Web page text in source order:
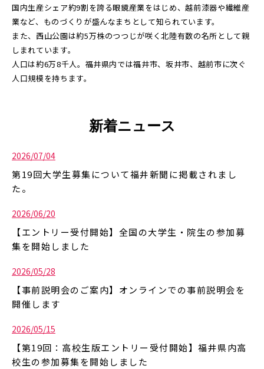
国内生産シェア約9割を誇る眼鏡産業をはじめ、越前漆器や繊維産
業など、ものづくりが盛んなまちとして知られています。
また、西山公園は約5万株のつつじが咲く北陸有数の名所として親
しまれています。
人口は約6万8千人。福井県内では福井市、坂井市、越前市に次ぐ
人口規模を持ちます。
新着ニュース
2026/07/04
第19回大学生募集について福井新聞に掲載されまし
た。
2026/06/20
【エントリー受付開始】全国の大学生・院生の参加募
集を開始しました
2026/05/28
【事前説明会のご案内】オンラインでの事前説明会を
開催します
2026/05/15
【第19回：高校生版エントリー受付開始】福井県内高
校生の参加募集を開始しました